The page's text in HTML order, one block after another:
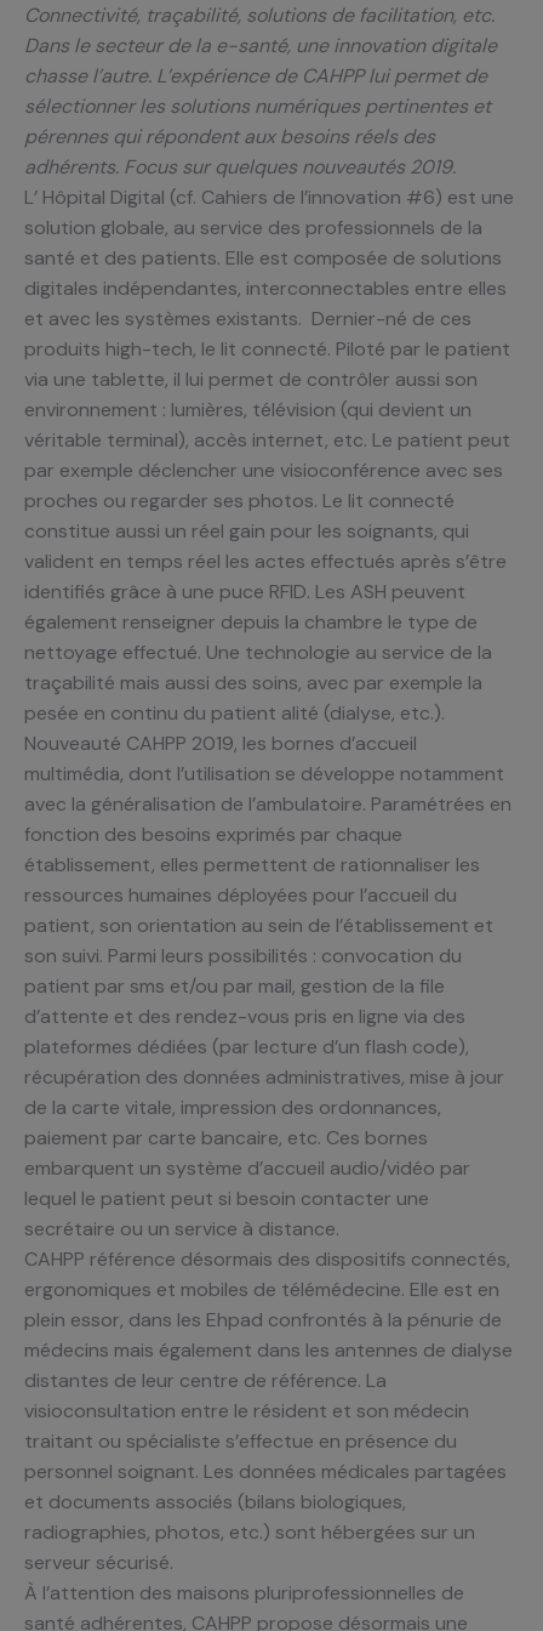
Connectivité, traçabilité, solutions de facilitation, etc.
Dans le secteur de la e-santé, une innovation digitale
chasse l’autre. L’expérience de CAHPP lui permet de
sélectionner les solutions numériques pertinentes et
pérennes qui répondent aux besoins réels des
adhérents. Focus sur quelques nouveautés 2019.
L’ Hôpital Digital (cf. Cahiers de l’innovation #6) est une
solution globale, au service des professionnels de la
santé et des patients. Elle est composée de solutions
digitales indépendantes, interconnectables entre elles
et avec les systèmes existants. Dernier-né de ces
produits high-tech, le lit connecté. Piloté par le patient
via une tablette, il lui permet de contrôler aussi son
environnement : lumières, télévision (qui devient un
véritable terminal), accès internet, etc. Le patient peut
par exemple déclencher une visioconférence avec ses
proches ou regarder ses photos. Le lit connecté
constitue aussi un réel gain pour les soignants, qui
valident en temps réel les actes effectués après s’être
identifiés grâce à une puce RFID. Les ASH peuvent
également renseigner depuis la chambre le type de
nettoyage effectué. Une technologie au service de la
traçabilité mais aussi des soins, avec par exemple la
pesée en continu du patient alité (dialyse, etc.).
Nouveauté CAHPP 2019, les bornes d’accueil
multimédia, dont l’utilisation se développe notamment
avec la généralisation de l’ambulatoire. Paramétrées en
fonction des besoins exprimés par chaque
établissement, elles permettent de rationnaliser les
ressources humaines déployées pour l’accueil du
patient, son orientation au sein de l’établissement et
son suivi. Parmi leurs possibilités : convocation du
patient par sms et/ou par mail, gestion de la file
d’attente et des rendez-vous pris en ligne via des
plateformes dédiées (par lecture d’un flash code),
récupération des données administratives, mise à jour
de la carte vitale, impression des ordonnances,
paiement par carte bancaire, etc. Ces bornes
embarquent un système d’accueil audio/vidéo par
lequel le patient peut si besoin contacter une
secrétaire ou un service à distance.
CAHPP référence désormais des dispositifs connectés,
ergonomiques et mobiles de télémédecine. Elle est en
plein essor, dans les Ehpad confrontés à la pénurie de
médecins mais également dans les antennes de dialyse
distantes de leur centre de référence. La
visioconsultation entre le résident et son médecin
traitant ou spécialiste s’effectue en présence du
personnel soignant. Les données médicales partagées
et documents associés (bilans biologiques,
radiographies, photos, etc.) sont hébergées sur un
serveur sécurisé.
À l’attention des maisons pluriprofessionnelles de
santé adhérentes, CAHPP propose désormais une